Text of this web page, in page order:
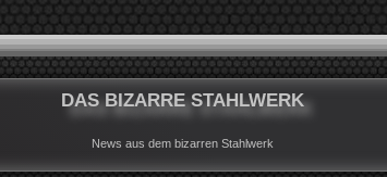
DAS BIZARRE STAHLWERK
News aus dem bizarren Stahlwerk